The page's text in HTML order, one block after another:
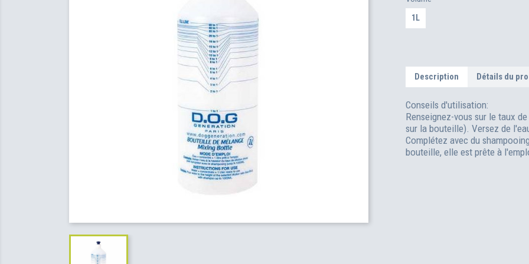
1L
Description Détails du
Conseils d'utilisation:
Renseignez-vous sur le taux
sur la bouteille). Versez de
Complétez avec du
bouteille, elle est prête à